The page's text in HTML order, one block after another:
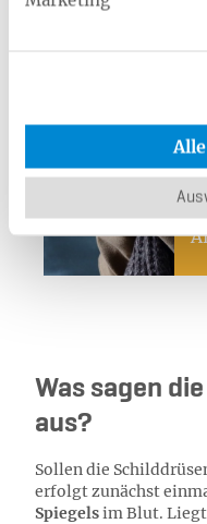
Was sagen
aus?
Sollen die
erfolgt zunächst
Spiegelsim Blut.